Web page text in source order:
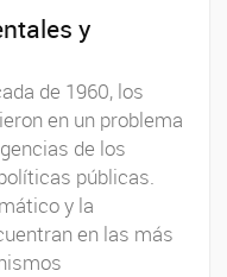
y
de 1960, los
en un problema
de los
públicas.
y la
en las más